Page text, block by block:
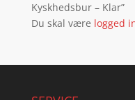
Kyskhedsbur – Klar”
Du skal være logged